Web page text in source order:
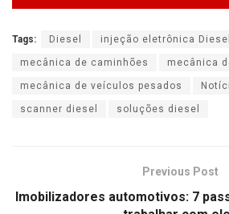
Tags: Diesel injeção eletrônica Diesel
mecânica de caminhões mecânica
mecânica de veículos pesados
scanner diesel soluções diesel
Previous Post
Imobilizadores automotivos: 7